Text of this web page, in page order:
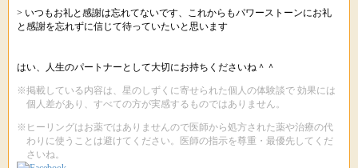
> いつもお礼と感謝は忘れてないです、これからもパワーストーンにお礼
と感謝を忘れずに信じて待っていたいと思います
はい、人生のパートナーとして大切にお持ちくださいね＾＾
※掲載している内容は、星のしずくに寄せられた個人の体験談で 効果には
個人差があり、すべての方が実感するものではありません。
※ヒーリングはお薬ではありませんので医師から処方された薬や治療の代
わりに使うことは避けてください。医師の指示を尊重・最優先してくだ
さいね。